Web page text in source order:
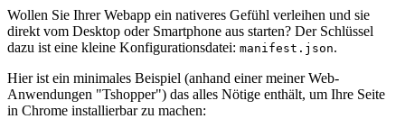
Wollen Sie Ihrer Webapp ein nativeres Gefühl verleihen und sie
direkt vom Desktop oder Smartphone aus starten? Der Schlüssel
dazu ist eine kleine Konfigurationsdatei: manifest.json.
Hier ist ein minimales Beispiel (anhand einer meiner Web-
Anwendungen "Tshopper") das alles Nötige enthält, um Ihre Seite
in Chrome installierbar zu machen: